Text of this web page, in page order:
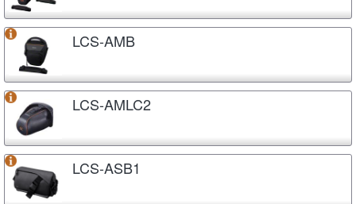
LCS-AMB
LCS-AMLC2
LCS-ASB1